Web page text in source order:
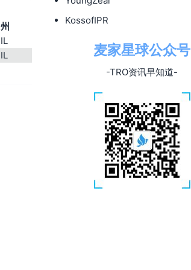
KossofIPR
麦家星球公众号
-TRO资讯早知道-
州
IL
IL